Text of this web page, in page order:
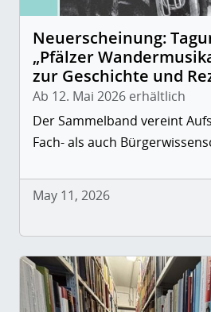
Neuerscheinung:
„Pfälzer
zur Geschichte und
Ab 12. Mai 2026 erhältlich
Der Sammelband vereint
Fach- als auch
May 11, 2026